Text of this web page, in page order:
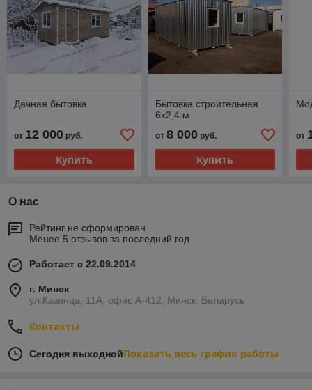
Дачная бытовка
от 12 000 руб.
Купить
Бытовка строительная
6х2,4 м
от 8 000руб.
Купить
от
О нас
Рейтинг не сформирован
Менее 5 отзывов за последний год
Работает с 22.09.2014
г. Минск
ул.Казинца, 11А, офис А-412, Минск, Беларусь
Контакты
Сегодня выходнойПоказать весь график работы